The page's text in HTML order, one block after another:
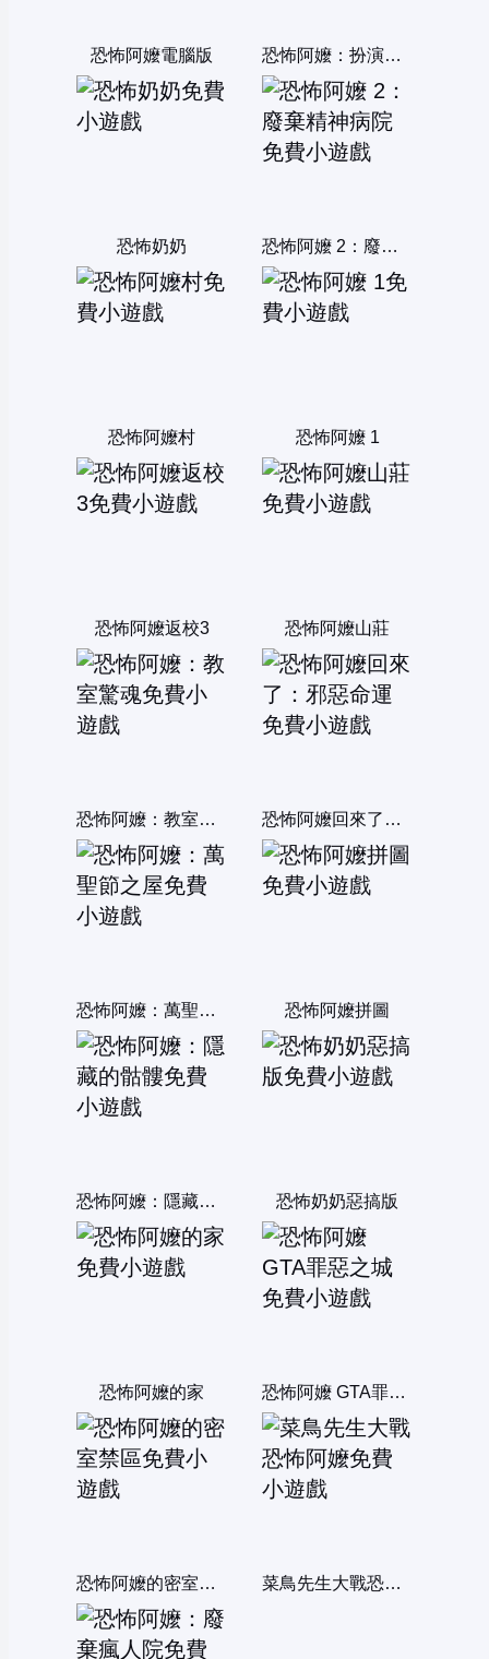
恐怖阿嬤電腦版 恐怖阿嬤：扮演奶奶模式
恐怖奶奶 恐怖阿嬤 2：廢棄精神病院
恐怖阿嬤村 恐怖阿嬤 1
恐怖阿嬤返校3 恐怖阿嬤山莊
恐怖阿嬤：教室驚魂 恐怖阿嬤回來了：邪惡命運
恐怖阿嬤：萬聖節之屋 恐怖阿嬤拼圖
恐怖阿嬤：隱藏的骷髏 恐怖奶奶惡搞版
恐怖阿嬤的家 恐怖阿嬤 GTA罪惡之城
恐怖阿嬤的密室禁區 菜鳥先生大戰恐怖阿嬤